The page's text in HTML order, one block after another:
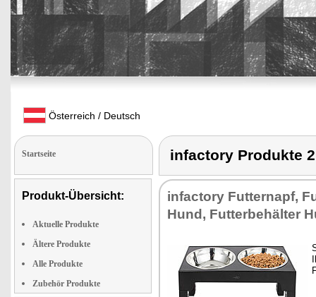
Österreich / Deutsch
Startseite
Produkt-Übersicht:
Aktuelle Produkte
Ältere Produkte
Alle Produkte
Zubehör Produkte
infactory Produkte
infactory Futternapf,
Hund, Futterbehälter